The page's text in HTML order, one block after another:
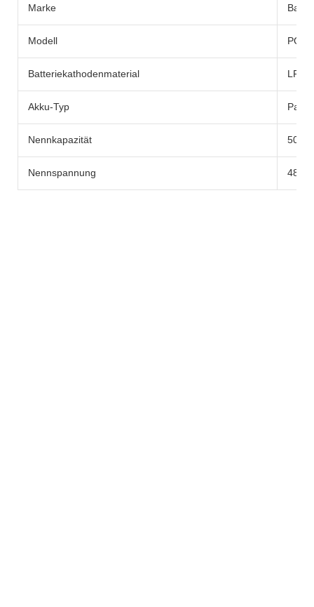
Marke
Modell
Batteriekathodenmaterial LFP
Akku-Typ Pack
Nennkapazität 50AH
Nennspannung 48V